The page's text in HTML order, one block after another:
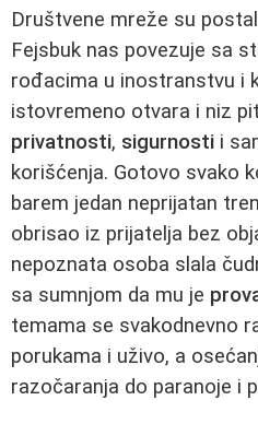
Društvene mreže su
Fejsbuk nas povezuje sa
rođacima u inostranstvu i
istovremeno otvara i niz
privatnosti, sigurnosti i
korišćenja. Gotovo svako
barem jedan neprijatan
obrisao iz prijatelja bez
nepoznata osoba slala
sa sumnjom da mu je
temama se svakodnevno
porukama i uživo, a
razočaranja do paranoje i